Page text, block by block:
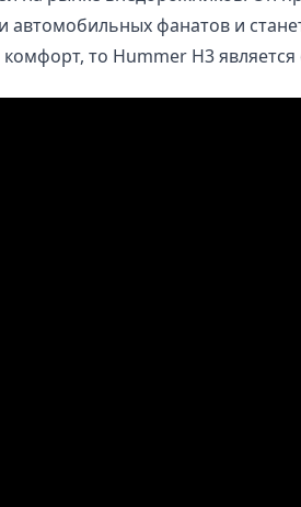
автомобильных фанатов и
то Hummer H3